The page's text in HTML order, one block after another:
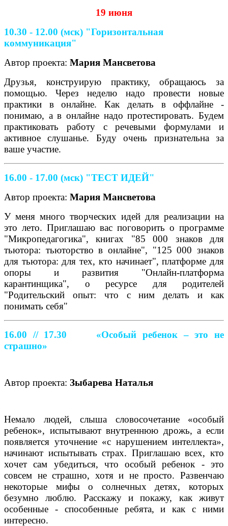
19 июня
10.30 - 12.00 (мск) "Горизонтальная
коммуникация"
Автор проекта: Мария Мансветова
Друзья, конструирую практику, обращаюсь за
помощью. Через неделю надо провести новые
практики в онлайне. Как делать в оффлайне -
понимаю, а в онлайне надо протестировать. Будем
практиковать работу с речевыми формулами и
активное слушанье. Буду очень признательна за
ваше участие.
16.00 - 17.00 (мск) "ТЕСТ ИДЕЙ"
Автор проекта: Мария Мансветова
У меня много творческих идей для реализации на
это лето. Приглашаю вас поговорить о программе
"Микропедагогика", книгах "85 000 знаков для
тьютора: тьюторство в онлайне", "125 000 знаков
для тьютора: для тех, кто начинает", платформе для
опоры и развития "Онлайн-платформа
карантинщика", о ресурсе для родителей
"Родительский опыт: что с ним делать и как
понимать себя"
16.00 // 17.30
«Особый ребенок – это не
страшно»
Автор проекта: Зыбарева Наталья
Немало людей, слыша словосочетание «особый
ребенок», испытывают внутреннюю дрожь, а если
появляется уточнение «с нарушением интеллекта»,
начинают испытывать страх. Приглашаю всех, кто
хочет сам убедиться, что особый ребенок - это
совсем не страшно, хотя и не просто. Развенчаю
некоторые мифы о солнечных детях, которых
безумно люблю. Расскажу и покажу, как живут
особенные - способенные ребята, и как с ними
интересно.